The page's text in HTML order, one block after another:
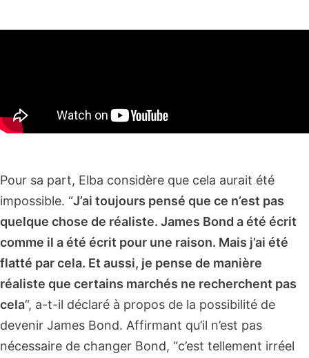
Pour sa part, Elba considère que cela aurait été
impossible. “J’ai toujours pensé que ce n’est pas
quelque chose de réaliste. James Bond a été écrit
comme il a été écrit pour une raison. Mais j’ai été
flatté par cela. Et aussi, je pense de manière
réaliste que certains marchés ne recherchent pas
cela“, a-t-il déclaré à propos de la possibilité de
devenir James Bond. Affirmant qu’il n’est pas
nécessaire de changer Bond, “c’est tellement irréel